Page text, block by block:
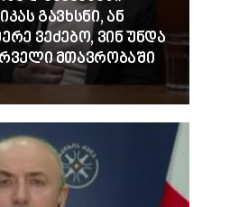
გავხსნი, ან
ვეძებო, ვინ უნდა
მთავრობაში